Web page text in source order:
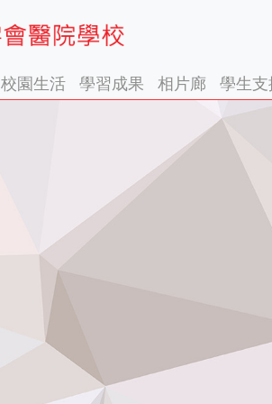
校園生活 學習成果 相片廊 學生支